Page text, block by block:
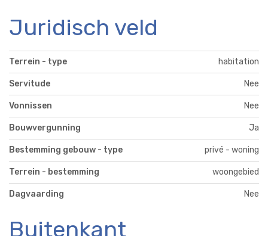
Juridisch veld
Terrein - type habitation
Servitude Nee
Vonnissen Nee
Bouwvergunning Ja
Bestemming gebouw - type privé - woning
Terrein - bestemming woongebied
Dagvaarding Nee
Buitenkant